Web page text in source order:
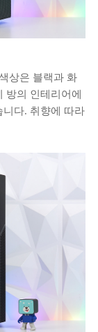
상은 블랙과 화
방의 인테리어에
니다. 취향에 따라